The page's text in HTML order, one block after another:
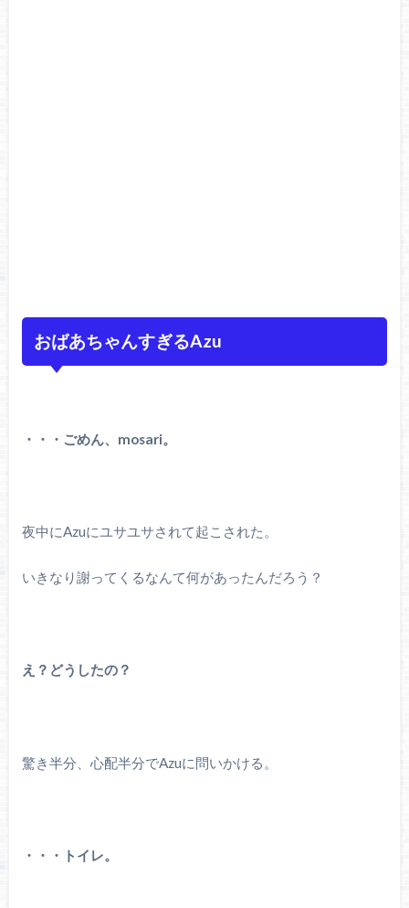
おばあちゃんすぎるAzu
・・・ごめん、mosari。
夜中にAzuにユサユサされて起こされた。
いきなり謝ってくるなんて何があったんだろう？
え？どうしたの？
驚き半分、心配半分でAzuに問いかける。
・・・トイレ。